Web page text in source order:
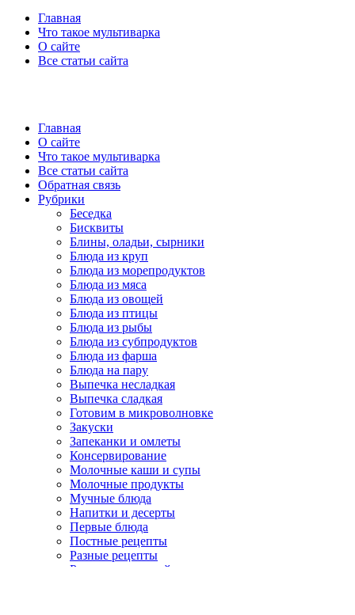
Главная
Что такое мультиварка
О сайте
Все статьи сайта
Главная
О сайте
Что такое мультиварка
Все статьи сайта
Обратная связь
Рубрики
Беседка
Бисквиты
Блины, оладьи, сырники
Блюда из круп
Блюда из морепродуктов
Блюда из мяса
Блюда из овощей
Блюда из птицы
Блюда из рыбы
Блюда из субпродуктов
Блюда из фарша
Блюда на пару
Выпечка несладкая
Выпечка сладкая
Готовим в микроволновке
Закуски
Запеканки и омлеты
Консервирование
Молочные каши и супы
Молочные продукты
Мучные блюда
Напитки и десерты
Первые блюда
Постные рецепты
Разные рецепты
Рецепты для детей